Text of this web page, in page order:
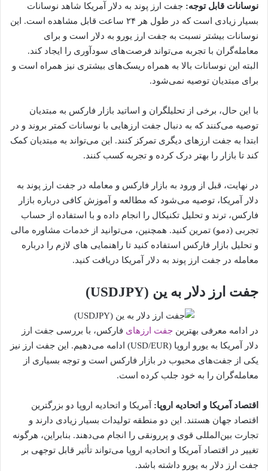
نوسانات قابل توجه: جفت ارز پوند به دلار آمریکا شاهد نوسانات
بسیار زیادی است که در طول هر ۲۴ ساعت قابل مشاهده است. این
نوسانات بیشتر نسبت به جفت ارز یورو به دلار است و برای
معامله‌گران با تجربه می‌تواند فرصت‌های سودآوری را ایجاد کند.
البته این نوسانات بالا به همراه ریسک‌های بیشتری نیز همراه است و
برای مبتدیان توصیه نمی‌شود.
با این حال، برخی از تحلیلگران و اساتید بازار فارکس به مبتدیان
توصیه می‌کنند که به دنبال جفت ارزهایی با نوسانات کمتر بروند و در
ابتدا به جفت ارزهای دیگری تمرکز کنند. این می‌تواند به مبتدیان کمک
کند تا بازار را بهتر درک کرده و تجربه کسب کنند.
در نهایت، قبل از ورود به بازار فارکس و معامله در جفت ارز پوند به
دلار آمریکا، توصیه می‌شود که مطالعه و آموزش کافی درباره بازار
فارکس، ترند و تحلیل تکنیکال را انجام داده و با استفاده از حساب
تجربی (دمو) تمرین کنید. همچنین، می‌توانید از خدمات مشاوره مالی
و تحلیل بازار فارکس استفاده کنید تا راهنمایی های لازم را درباره
معامله در جفت ارز پوند به دلار آمریکا دریافت کنید.
جفت ارز دلار به ین (USDJPY)
در ادامه معرفی بهترین جفت ارزهای فارکس، با بررسی جفت ارز
دلار آمریکا به یورو اروپا (USD/EUR) ادامه می‌دهیم. این جفت ارز نیز
یکی از جفت‌های محبوب در بازار فارکس است و توجه بسیاری از
معامله‌گران را به خود جلب کرده است.
اقتصاد آمریکا و اتحادیه اروپا:
آمریکا و اتحادیه اروپا دو بزرگترین
اقتصاد جهان هستند. این دو منطقه تولیدات بسیار زیادی دارند و
تجارت بین‌المللی قوی و پررونقی را انجام می‌دهند. بنابراین، هرگونه
تغییر در اقتصاد آمریکا و اتحادیه اروپا می‌تواند تأثیر قابل توجهی بر
جفت ارز دلار به یورو داشته باشد.